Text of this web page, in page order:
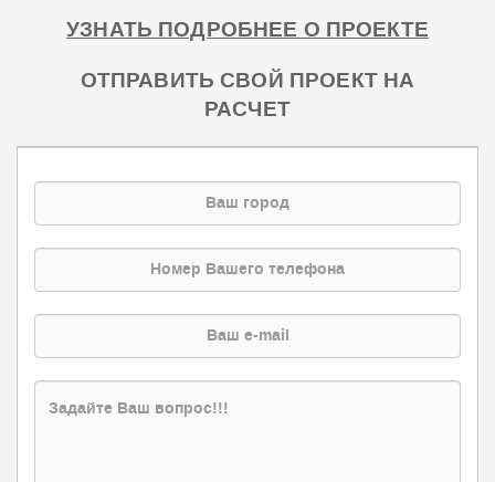
УЗНАТЬ ПОДРОБНЕЕ О ПРОЕКТЕ
ОТПРАВИТЬ СВОЙ ПРОЕКТ НА
РАСЧЕТ